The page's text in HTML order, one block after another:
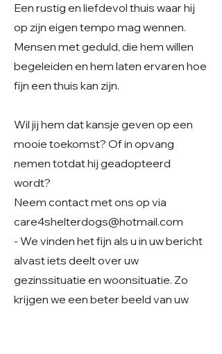
Een rustig en liefdevol thuis waar hij
op zijn eigen tempo mag wennen.
Mensen met geduld, die hem willen
begeleiden en hem laten ervaren hoe
fijn een thuis kan zijn.
Wil jij hem dat kansje geven op een
mooie toekomst? Of in opvang
nemen totdat hij geadopteerd
wordt?
Neem contact met ons op via
care4shelterdogs@hotmail.com
- We vinden het fijn als u in uw bericht
alvast iets deelt over uw
gezinssituatie en woonsituatie. Zo
krijgen we een beter beeld van uw